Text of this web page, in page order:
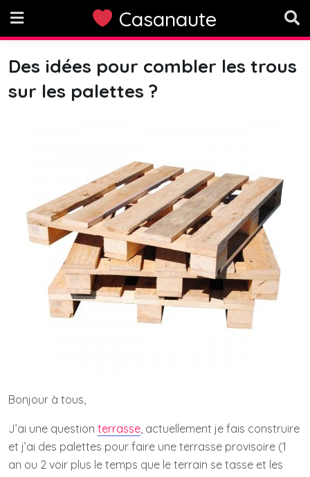
content
Casanaute
Des idées pour combler les trous
sur les palettes ?
Bonjour à tous,
J’ai une question terrasse, actuellement je fais construire
et j’ai des palettes pour faire une terrasse provisoire (1
an ou 2 voir plus le temps que le terrain se tasse et les